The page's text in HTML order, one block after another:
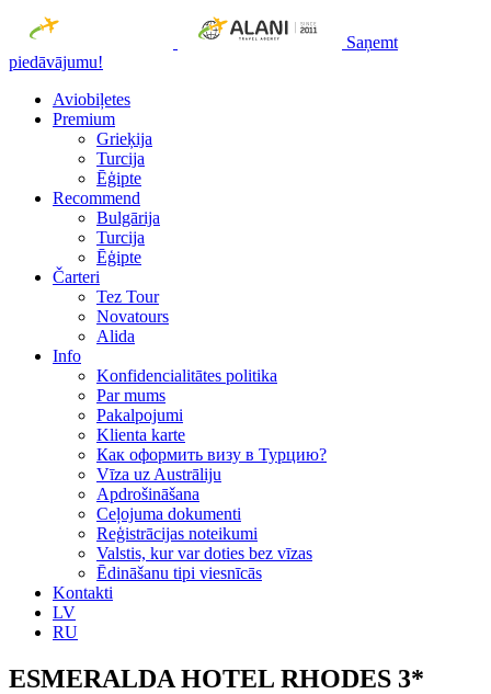
Saņemt
piedāvājumu!
Aviobiļetes
Premium
Grieķija
Turcija
Ēģipte
Recommend
Bulgārija
Turcija
Ēģipte
Čarteri
Tez Tour
Novatours
Alida
Info
Konfidencialitātes politika
Par mums
Рakalpojumi
Klienta karte
Как оформить визу в Турцию?
Vīza uz Austrāliju
Apdrošināšana
Ceļojuma dokumenti
Reģistrācijas noteikumi
Valstis, kur var doties bez vīzas
Ēdināšanu tipi viesnīcās
Kontakti
LV
RU
ESMERALDA HOTEL RHODES 3*